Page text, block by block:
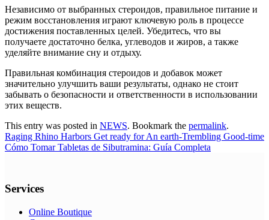
Независимо от выбранных стероидов, правильное питание и
режим восстановления играют ключевую роль в процессе
достижения поставленных целей. Убедитесь, что вы
получаете достаточно белка, углеводов и жиров, а также
уделяйте внимание сну и отдыху.
Правильная комбинация стероидов и добавок может
значительно улучшить ваши результаты, однако не стоит
забывать о безопасности и ответственности в использовании
этих веществ.
This entry was posted in NEWS. Bookmark the permalink.
Raging Rhino Harbors Get ready for An earth-Trembling Good-time
Cómo Tomar Tabletas de Sibutramina: Guía Completa
Services
Online Boutique